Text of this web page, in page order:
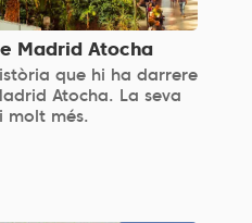
Madrid Atocha
que hi ha darrere
Atocha. La seva
molt més.